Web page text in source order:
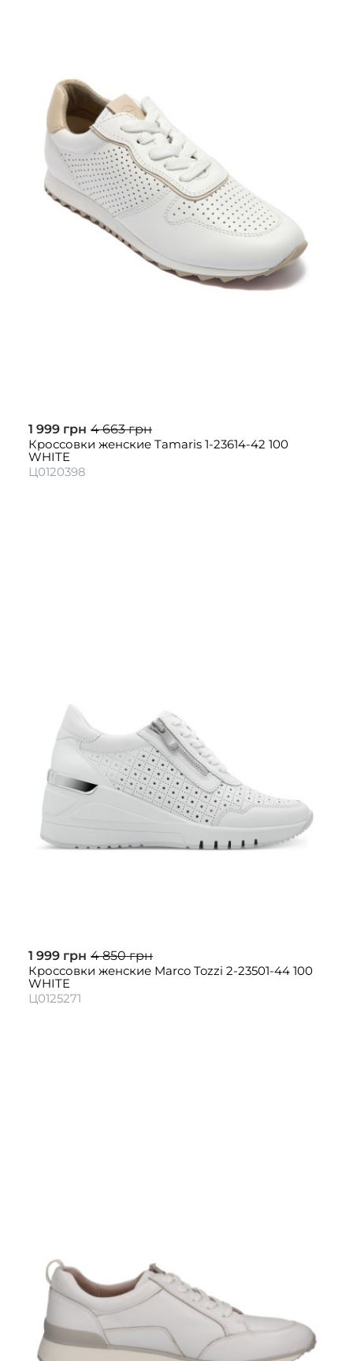
1 999 грн 4 663 грн
Кроссовки женские Tamaris 1-23614-42 100
WHITE
Ц0120398
1 999 грн 4 850 грн
Кроссовки женские Marco Tozzi 2-23501-44 100
WHITE
Ц0125271